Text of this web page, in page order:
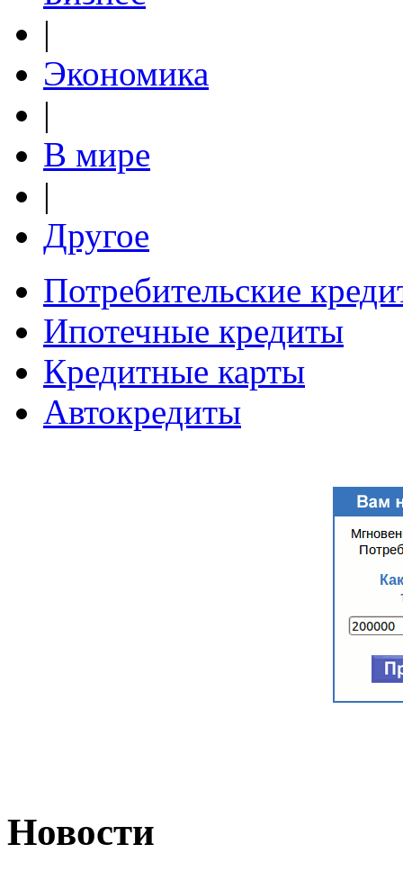
|
Экономика
|
В мире
|
Другое
Потребительские
Ипотечные кредиты
Кредитные карты
Автокредиты
Новости